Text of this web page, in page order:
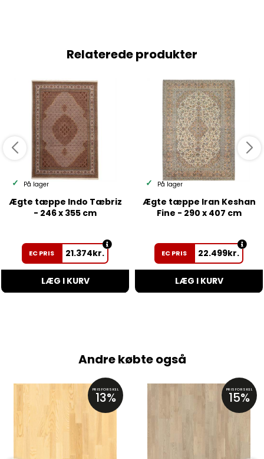
Relaterede produkter
På lager
Ægte tæppe Indo Tæbriz
- 246 x 355 cm
EC PRIS 21.374kr.
LÆG I KURV
På lager
Ægte tæppe Iran Keshan
Fine - 290 x 407 cm
EC PRIS 22.499kr.
LÆG I KURV
Andre købte også
PRISFORSKEL
13% PRISFORSKEL
15%